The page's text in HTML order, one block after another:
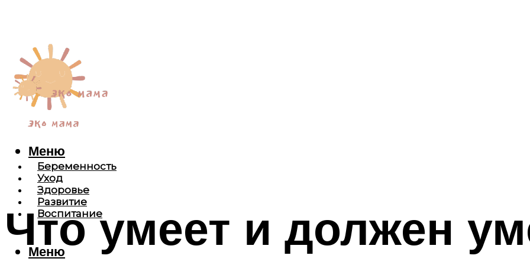
Беременность
Уход
Здоровье
Развитие
Воспитание
Меню
Меню
Что умеет и должен